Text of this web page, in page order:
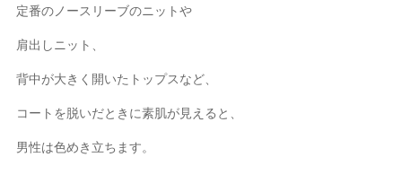
定番のノースリーブのニットや
肩出しニット、
背中が大きく開いたトップスなど、
コートを脱いだときに素肌が見えると、
男性は色めき立ちます。